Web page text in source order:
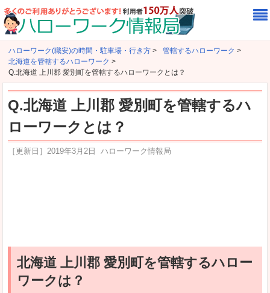
ハローワーク(職安)の時間・駐車場・行き方 > 管轄するハローワーク >
北海道を管轄するハローワーク >
Q.北海道 上川郡 愛別町を管轄するハローワークとは？
Q.北海道 上川郡 愛別町を管轄するハ
ローワークとは？
［更新日］ 2019年3月2日 ハローワーク情報局
北海道 上川郡 愛別町を管轄するハロー
ワークは？